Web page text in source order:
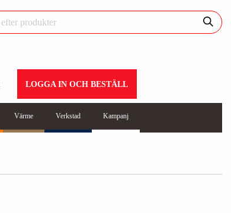
LOGGA IN OCH BESTÄLL
Värme Verkstad Kampanj